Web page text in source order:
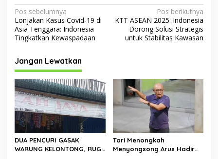
N
a
v
i
g
a
s
i
p
o
s
Pos sebelumnya
Lonjakan Kasus Covid-19 di
Asia Tenggara: Indonesia
Tingkatkan Kewaspadaan
Pos berikutnya
KTT ASEAN 2025: Indonesia
Dorong Solusi Strategis
untuk Stabilitas Kawasan
Jangan Lewatkan
DUA PENCURI GASAK
WARUNG KELONTONG, RUGI
Tari Menongkah
Menyongsong Arus Hadir